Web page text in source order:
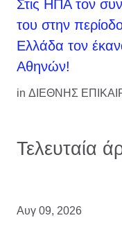
Στις ΗΠΑ τον
του στην
Ελλάδα τον
Αθηνών!
in ΔΙΕΘΝΗΣ
Τελευταία
Αυγ 09, 2026